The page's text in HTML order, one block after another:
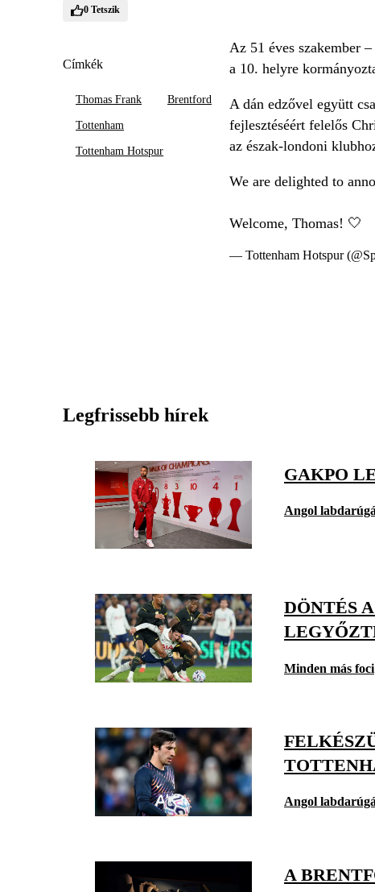
0 Tetszik
Címkék
Thomas Frank Brentford
Tottenham
Tottenham Hotspur
Az 51 éves szakember
a 10. helyre
A dán edzővel együtt
fejlesztéséért felelős
az észak-londoni
We are delighted to
Welcome, Thomas! 🤍
— Tottenham Hotspur
Legfrissebb hírek
GAKPO
Angol
DÖNTÉS
Minden más foci
Angol
A